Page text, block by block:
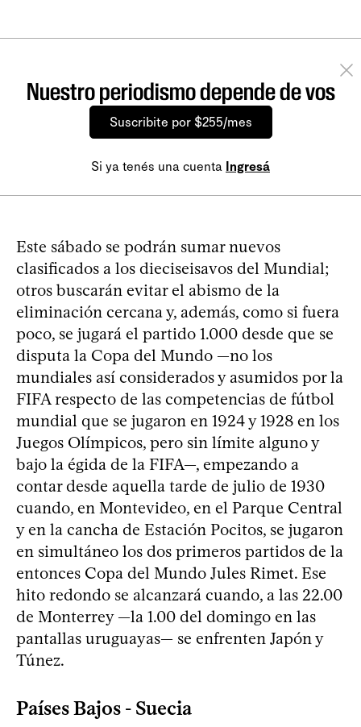
Nuestro periodismo depende de vos
Suscribite por $255/mes
Si ya tenés una cuenta Ingresá
Este sábado se podrán sumar nuevos
clasificados a los dieciseisavos del Mundial;
otros buscarán evitar el abismo de la
eliminación cercana y, además, como si fuera
poco, se jugará el partido 1.000 desde que se
disputa la Copa del Mundo —no los
mundiales así considerados y asumidos por la
FIFA respecto de las competencias de fútbol
mundial que se jugaron en 1924 y 1928 en los
Juegos Olímpicos, pero sin límite alguno y
bajo la égida de la FIFA—, empezando a
contar desde aquella tarde de julio de 1930
cuando, en Montevideo, en el Parque Central
y en la cancha de Estación Pocitos, se jugaron
en simultáneo los dos primeros partidos de la
entonces Copa del Mundo Jules Rimet. Ese
hito redondo se alcanzará cuando, a las 22.00
de Monterrey —la 1.00 del domingo en las
pantallas uruguayas— se enfrenten Japón y
Túnez.
Países Bajos - Suecia